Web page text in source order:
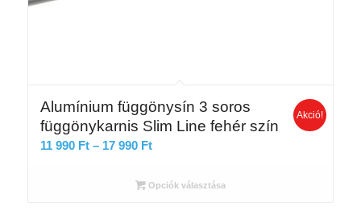
Alumínium függönysín 3 soros
függönykarnis Slim Line fehér szín
11 990 Ft – 17 990 FtÁrtartomány:
990 Ft
Akció!
Opciók választása